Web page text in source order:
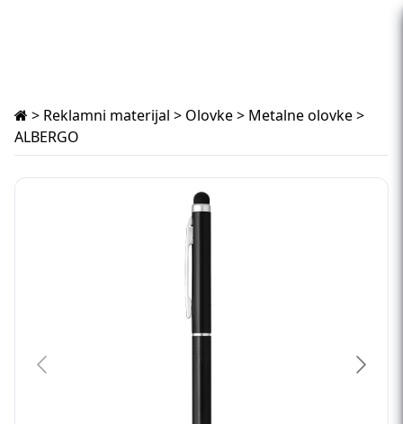
> Reklamni materijal > Olovke> Metalne olovke>
ALBERGO